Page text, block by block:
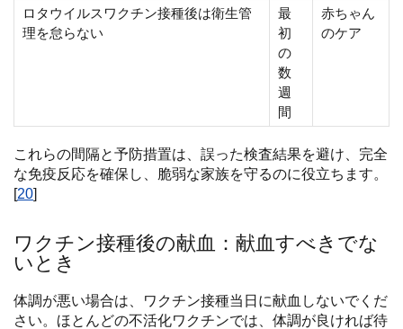
ロタウイルスワクチン接種後は衛生管
理を怠らない
最
初
の
数
週
間
赤ちゃん
のケア
これらの間隔と予防措置は、誤った検査結果を避け、完全
な免疫反応を確保し、脆弱な家族を守るのに役立ちます。
[20]
ワクチン接種後の献血：献血すべきでな
いとき
体調が悪い場合は、ワクチン接種当日に献血しないでくだ
さい。ほとんどの不活化ワクチンでは、体調が良ければ待